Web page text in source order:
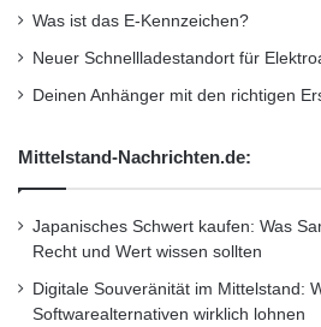
Bedürfnisse unserer
eine erfolgreiche
gewährleisten zu können.
ausserdem ein anerkannter
der Agile-Entwicklung und
seine umfassenden Scrum-
hochqualifizierte Mitarbeiter
Was ist das E-Kennzeichen?
Neuer Schnellladestandort für
Deinen Anhänger mit den richtigen
Mittelstand-Nachrichten.de:
Japanisches Schwert kaufen: Was
Recht und Wert wissen sollten
Digitale Souveränität im Mittelstand:
Softwarealternativen wirklich lohnen